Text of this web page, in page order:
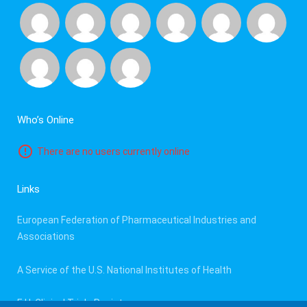
Who’s Online
There are no users currently online
Links
European Federation of Pharmaceutical Industries and
Associations
A Service of the U.S. National Institutes of Health
E.U. Clinical Trials Register